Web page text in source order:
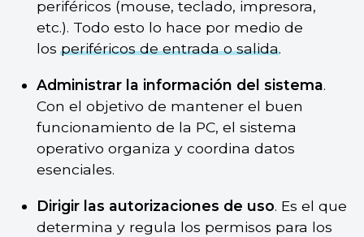
periféricos (mouse, teclado, impresora,
etc.). Todo esto lo hace por medio de
losperiféricos de entrada o salida.
Administrar la información del sistema.
Con el objetivo de mantener el buen
funcionamiento de la PC, el sistema
operativo organiza y coordina datos
esenciales.
Dirigir las autorizaciones de uso. Es el que
determina y regula los permisos para los